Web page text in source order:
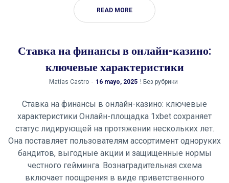
READ MORE
Ставка на финансы в онлайн-казино:
ключевые характеристики
by
Matías Castro 16 mayo, 2025 ! Без рубрики
Ставка на финансы в онлайн-казино: ключевые
характеристики Онлайн-площадка 1xbet сохраняет
статус лидирующей на протяжении нескольких лет.
Она поставляет пользователям ассортимент одноруких
бандитов, выгодные акции и защищенные нормы
честного гейминга. Вознаградительная схема
включает поощрения в виде приветственного